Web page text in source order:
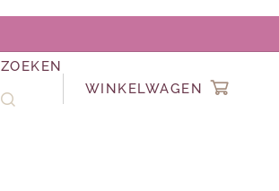
ZOEKEN
WINKELWAGEN